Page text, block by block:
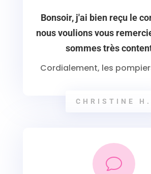
Bonsoir, j'ai bien reçu le
nous voulions vous
sommes très
Cordialement, les
CHRISTINE H.
v